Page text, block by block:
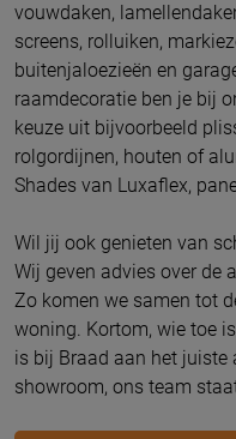
vouwdaken,
screens, rolluiken,
buitenjaloezieën en
raamdecoratie ben je bij
keuze uit bijvoorbeeld
rolgordijnen, houten of
Shades van Luxaflex,
Wil jij ook genieten van
Wij geven advies over de
Zo komen we samen tot
woning. Kortom, wie toe
is bij Braad aan het juiste
showroom, ons team